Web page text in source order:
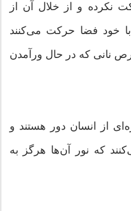
نکرده و از خلال آن از
با خود فضا حرکت می‌کنند
نانی که در حال ورآمدن
از انسان دور هستند و
که نور آن‌ها هرگز به